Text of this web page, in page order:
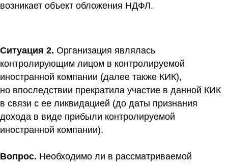
возникает объект обложения НДФЛ.
Ситуация 2. Организация являлась
контролирующим лицом в контролируемой
иностранной компании (далее также КИК),
но впоследствии прекратила участие в данной КИК
в связи с ее ликвидацией (до даты признания
дохода в виде прибыли контролируемой
иностранной компании).
Вопрос. Необходимо ли в рассматриваемой